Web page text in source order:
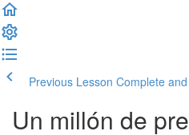
Previous Lesson Complete
Un millón de